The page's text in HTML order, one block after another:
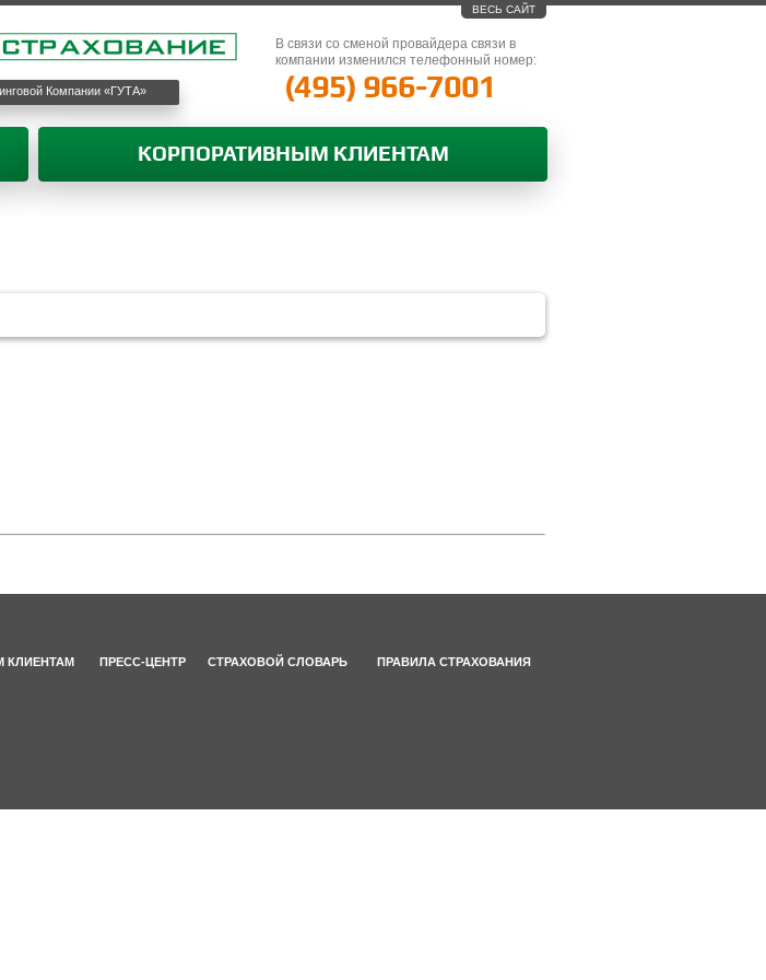
ВЕСЬ САЙТ
Компании «ГУТА»
В связи со сменой провайдера связи в
компании изменился телефонный номер:
(495) 966-7001
КОРПОРАТИВНЫМ КЛИЕНТАМ
КЛИЕНТАМ ПРЕСС-ЦЕНТР СТРАХОВОЙ СЛОВАРЬ ПРАВИЛА СТРАХОВАНИЯ